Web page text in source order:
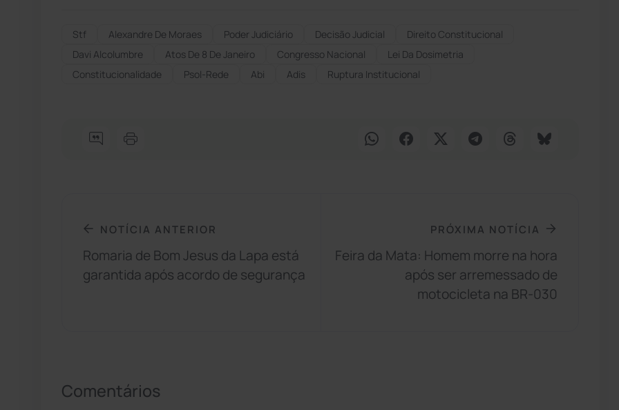
Stf Alexandre De Moraes Poder Judiciário Decisão Judicial
Direito Constitucional
Davi Alcolumbre
Atos De 8 De Janeiro Congresso Nacional
Lei Da Dosimetria
Constitucionalidade
Psol-Rede Abi Adis Ruptura Institucional
NOTÍCIA ANTERIOR
Romaria de Bom Jesus da Lapa está
garantida após acordo de segurança
PRÓXIMA NOTÍCIA
Feira da Mata: Homem morre na hora
após ser arremessado de
motocicleta na BR-030
Comentários